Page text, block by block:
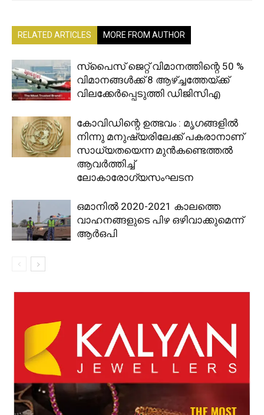
RELATED ARTICLES MORE FROM AUTHOR
സ്‌പൈസ് ജെറ്റ് വിമാനത്തിന്റെ 50 %
വിമാനങ്ങൾക്ക് 8 ആഴ്ച്ചത്തേയ്ക്ക്
വിലക്കേർപ്പെടുത്തി ഡിജിസിഎ
കോവിഡിന്റെ ഉത്ഭവം : മൃഗങ്ങളിൽ
നിന്നു മനുഷ്യരിലേക്ക് പകരാനാണ്
സാധ്യതയെന്ന മുൻകണ്ടെത്തൽ
ആവർത്തിച്ച്
ലോകാരോഗ്യസംഘടന
ഒമാനിൽ 2020-2021 കാലത്തെ
വാഹനങ്ങളുടെ പിഴ ഒഴിവാക്കുമെന്ന്
ആര്‍ഒപി